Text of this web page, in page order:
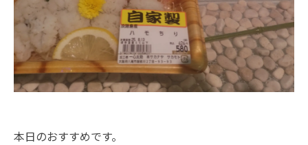
本日のおすすめです。